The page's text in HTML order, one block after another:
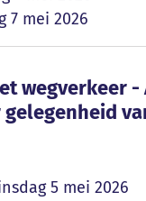
7 mei 2026
wegverkeer
5 mei 2026